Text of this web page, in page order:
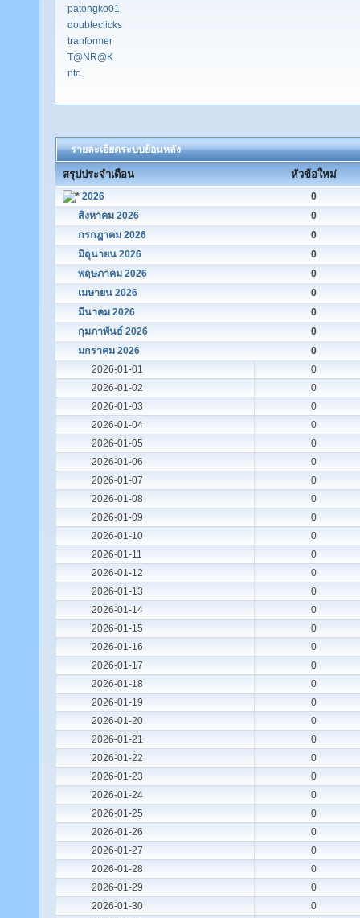
patongko01
doubleclicks
tranformer
T@NR@K
ntc
รายละเอียดระบบย้อนหลัง
สรุปประจำเดือน หัวข้อใหม่
2026
0
สิงหาคม 2026
0
กรกฎาคม 2026
0
มิถุนายน 2026
0
พฤษภาคม 2026
0
เมษายน 2026
0
มีนาคม 2026
0
กุมภาพันธ์ 2026
0
มกราคม 2026
0
2026-01-01
0
2026-01-02
0
2026-01-03
0
2026-01-04
0
2026-01-05
0
2026-01-06
0
2026-01-07
0
2026-01-08
0
2026-01-09
0
2026-01-10
0
2026-01-11
0
2026-01-12
0
2026-01-13
0
2026-01-14
0
2026-01-15
0
2026-01-16
0
2026-01-17
0
2026-01-18
0
2026-01-19
0
2026-01-20
0
2026-01-21
0
2026-01-22
0
2026-01-23
0
2026-01-24
0
2026-01-25
0
2026-01-26
0
2026-01-27
0
2026-01-28
0
2026-01-29
0
2026-01-30
0